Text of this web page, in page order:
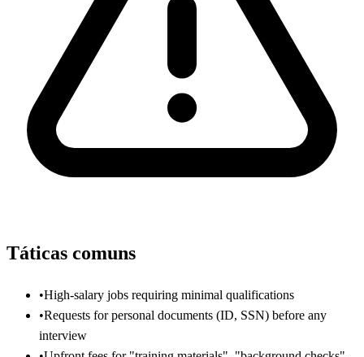
Táticas comuns
•High-salary jobs requiring minimal qualifications
•Requests for personal documents (ID, SSN) before any
interview